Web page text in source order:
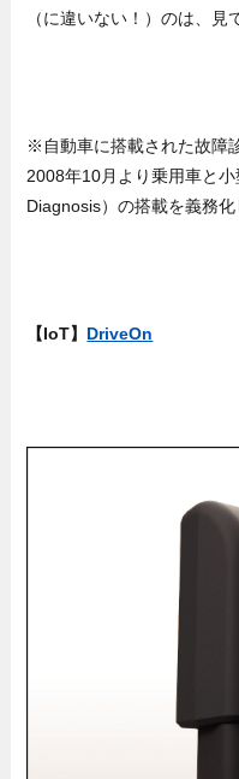
（に違いない！）のは、見
※自動車に搭載された故障
2008年10月より乗用車と
Diagnosis）の搭載を義務化
【IoT】 DriveOn